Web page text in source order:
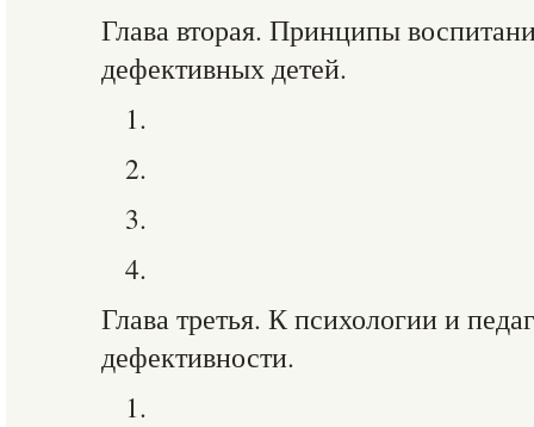
Глава вторая. Принципы
дефективных детей.
1.
2.
3.
4.
Глава третья. К психологии и
дефективности.
1.